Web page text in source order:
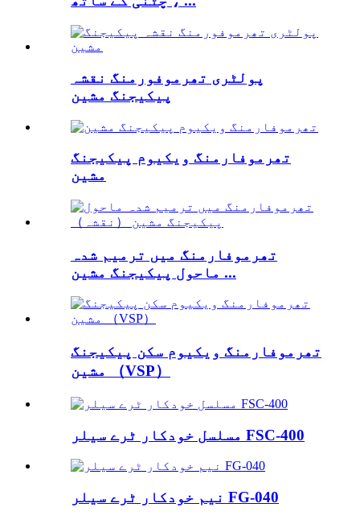
پولٹری تھرموفورمنگ نقشہ
پیکیجنگ مشین
تھرموفارمنگ ویکیوم پیکیجنگ
مشین
تھرموفارمنگ میں ترمیم شدہ
ماحول پیکیجنگ مشین ...
تھرموفارمنگ ویکیوم سکن پیکیجنگ
مشین （VSP）
مسلسل خودکار ٹرے سیلر FSC-400
نیم خودکار ٹرے سیلر FG-040